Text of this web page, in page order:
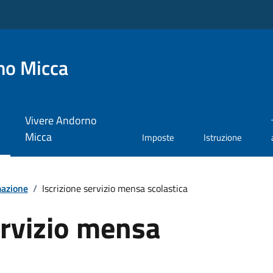
Micca
Vivere Andorno
Micca
Imposte Istruzione
/ Iscrizione servizio mensa scolastica
mensa